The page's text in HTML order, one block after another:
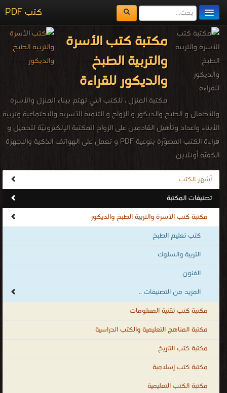
كتب PDF
مكتبة الكتب
المكتبات
يُقرأ حالياً
الفهرس
اضف كتاب
مكتبة كتب الأسرة
والتربية الطبخ
والديكور للقراءة
مكتبة المنزل ، للكتب التي تهتم ببناء المنزل والأسرة
والأطفال و الطبخ والديكور و الزواج و التنمية الأسرية والاجتماعية وتربية
الأبناء واعداد وتأهيل القادمين على الزواج المكتبة الإلكترونيّة لتحميل و
قراءة الكتب المصوّرة بنوعية PDF و تعمل على الهواتف الذكية والاجهزة
الكفيّة أونلاين.
أشهر الكتب
تصنيفات المكتبة
مكتبة كتب الأسرة والتربية الطبخ والديكور
كتب تعليم الطبخ
التربية والسلوك
الفنون
المزيد من التصنيفات ..
مكتبة كتب تقنية المعلومات
مكتبة المناهج التعليمية والكتب الدراسية
مكتبة كتب التاريخ
مكتبة كتب إسلامية
مكتبة الكتب التعليمية